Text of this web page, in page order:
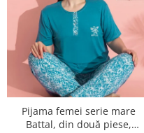
Pijama femei serie mare
Battal, din două piese,